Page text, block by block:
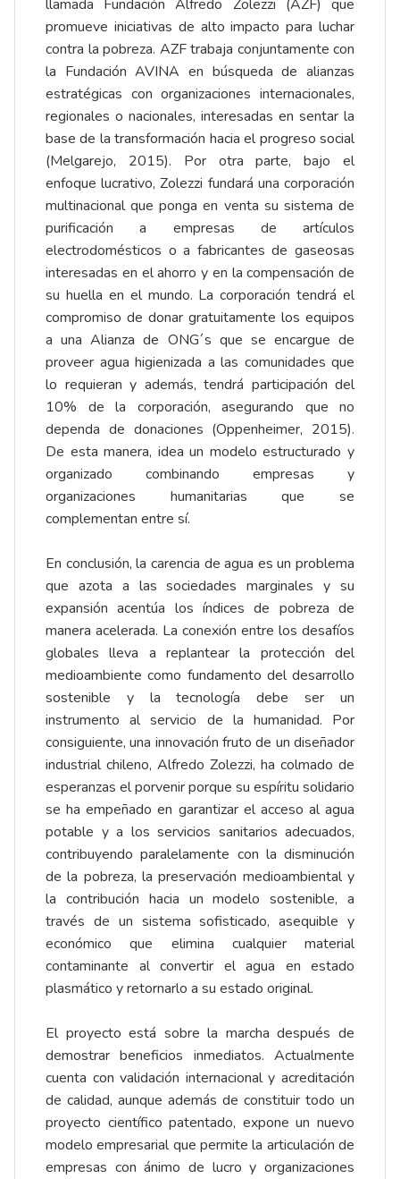
llamada Fundación Alfredo Zolezzi (AZF) que
promueve iniciativas de alto impacto para luchar
contra la pobreza. AZF trabaja conjuntamente con
la Fundación AVINA en búsqueda de alianzas
estratégicas con organizaciones internacionales,
regionales o nacionales, interesadas en sentar la
base de la transformación hacia el progreso social
(Melgarejo, 2015). Por otra parte, bajo el
enfoque lucrativo, Zolezzi fundará una corporación
multinacional que ponga en venta su sistema de
purificación a empresas de artículos
electrodomésticos o a fabricantes de gaseosas
interesadas en el ahorro y en la compensación de
su huella en el mundo. La corporación tendrá el
compromiso de donar gratuitamente los equipos
a una Alianza de ONG´s que se encargue de
proveer agua higienizada a las comunidades que
lo requieran y además, tendrá participación del
10% de la corporación, asegurando que no
dependa de donaciones (Oppenheimer, 2015).
De esta manera, idea un modelo estructurado y
organizado combinando empresas y
organizaciones humanitarias que se
complementan entre sí.
En conclusión, la carencia de agua es un problema
que azota a las sociedades marginales y su
expansión acentúa los índices de pobreza de
manera acelerada. La conexión entre los desafíos
globales lleva a replantear la protección del
medioambiente como fundamento del desarrollo
sostenible y la tecnología debe ser un
instrumento al servicio de la humanidad. Por
consiguiente, una innovación fruto de un diseñador
industrial chileno, Alfredo Zolezzi, ha colmado de
esperanzas el porvenir porque su espíritu solidario
se ha empeñado en garantizar el acceso al agua
potable y a los servicios sanitarios adecuados,
contribuyendo paralelamente con la disminución
de la pobreza, la preservación medioambiental y
la contribución hacia un modelo sostenible, a
través de un sistema sofisticado, asequible y
económico que elimina cualquier material
contaminante al convertir el agua en estado
plasmático y retornarlo a su estado original.
El proyecto está sobre la marcha después de
demostrar beneficios inmediatos. Actualmente
cuenta con validación internacional y acreditación
de calidad, aunque además de constituir todo un
proyecto científico patentado, expone un nuevo
modelo empresarial que permite la articulación de
empresas con ánimo de lucro y organizaciones